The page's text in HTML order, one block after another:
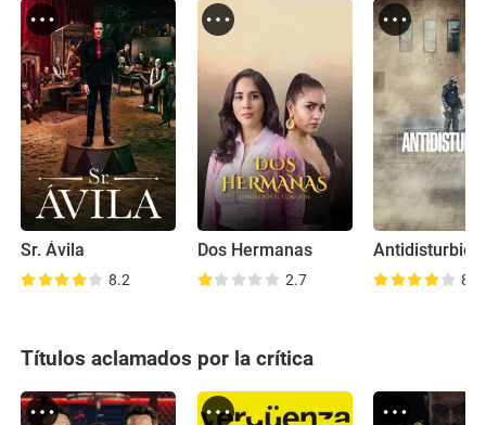
Sr. Ávila
8.2
Dos Hermanas
2.7
Antidisturbios
8.0
Títulos aclamados por la crítica